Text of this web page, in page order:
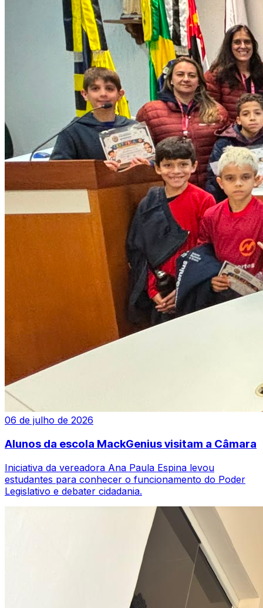
06 de julho de 2026
Alunos da escola MackGenius visitam a Câmara
Iniciativa da vereadora Ana Paula Espina levou
estudantes para conhecer o funcionamento do Poder
Legislativo e debater cidadania.